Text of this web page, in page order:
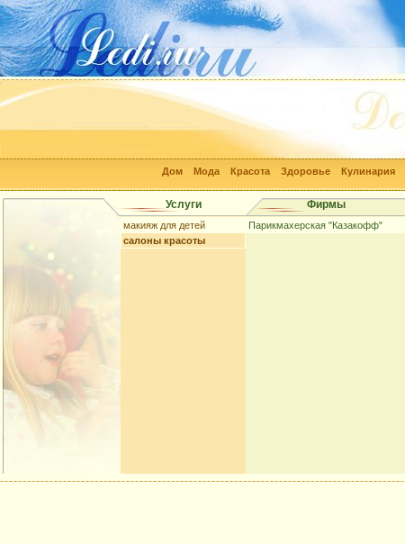
Дом Мода Красота Здоровье Кулинария
Услуги Фирмы
макияж для детей
салоны красоты
Парикмахерская "Казакофф"